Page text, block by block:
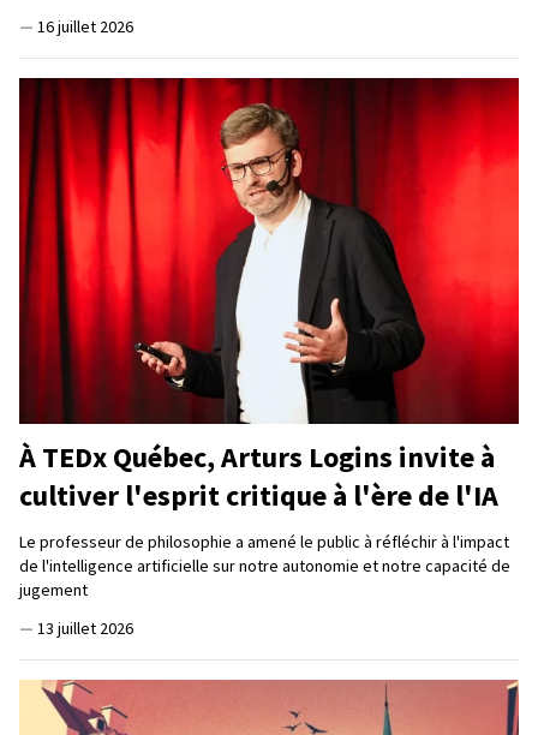
— 16 juillet 2026
À TEDx Québec, Arturs Logins invite à
cultiver l'esprit critique à l'ère de l'IA
Le professeur de philosophie a amené le public à réfléchir à l'impact
de l'intelligence artificielle sur notre autonomie et notre capacité de
jugement
— 13 juillet 2026